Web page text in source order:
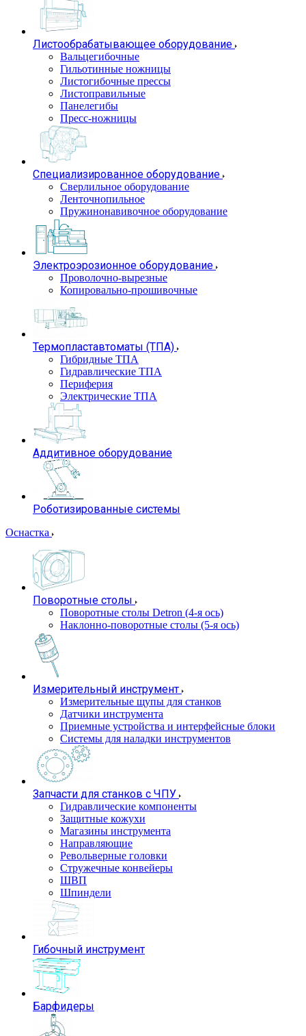
Листообрабатывающее оборудование
Вальцегибочные
Гильотинные ножницы
Листогибочные прессы
Листоправильные
Панелегибы
Пресс-ножницы
Специализированное оборудование
Сверлильное оборудование
Ленточнопильное
Пружинонавивочное оборудование
Электроэрозионное оборудование
Проволочно-вырезные
Копировально-прошивочные
Термопластавтоматы (ТПА)
Гибридные ТПА
Гидравлические ТПА
Периферия
Электрические ТПА
Аддитивное оборудование
Роботизированные системы
Оснастка
Поворотные столы
Поворотные столы Detron (4-я ось)
Наклонно-поворотные столы (5-я ось)
Измерительный инструмент
Измерительные щупы для станков
Датчики инструмента
Приемные устройства и интерфейсные блоки
Системы для наладки инструментов
Запчасти для станков с ЧПУ
Гидравлические компоненты
Защитные кожухи
Магазины инструмента
Направляющие
Револьверные головки
Стружечные конвейеры
ШВП
Шпиндели
Гибочный инструмент
Барфидеры